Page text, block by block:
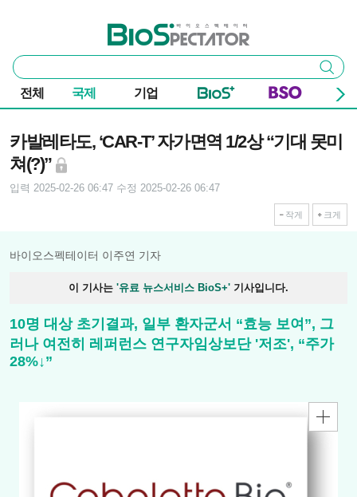
바이오스펙테이터
통
합
검
색
검색
전체 국제 기업
카발레타도, ‘CAR-T’ 자가면역 1/2상 “기대 못미
쳐(?)”
입력 2025-02-26 06:47 수정 2025-02-26 06:47
작게 크게
바이오스펙테이터 이주연 기자
이 기사는 '유료 뉴스서비스 BioS+' 기사입니다.
10명 대상 초기결과, 일부 환자군서 “효능 보여”, 그
러나 여전히 레퍼런스 연구자임상보단 '저조', “주가
28%↓”